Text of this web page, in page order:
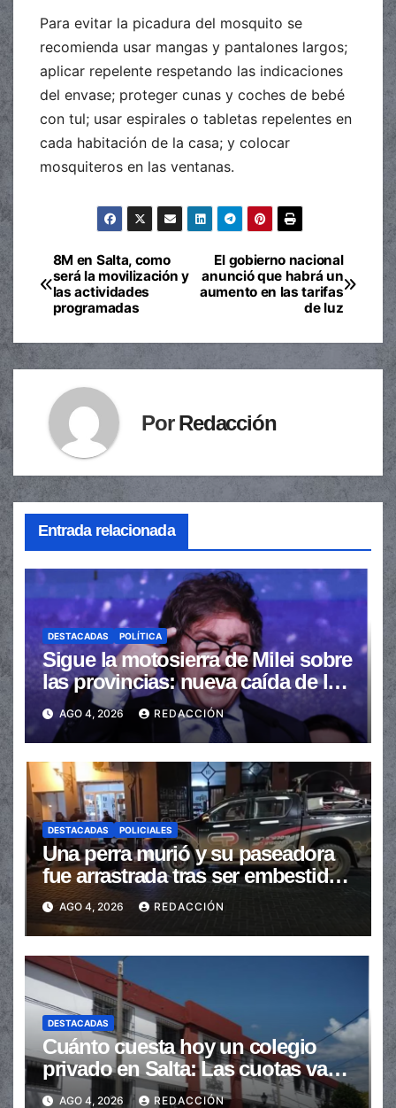
Para evitar la picadura del mosquito se
recomienda usar mangas y pantalones largos;
aplicar repelente respetando las indicaciones
del envase; proteger cunas y coches de bebé
con tul; usar espirales o tabletas repelentes en
cada habitación de la casa; y colocar
mosquiteros en las ventanas.
Navegación
de
entradas
El gobierno nacional
anunció que habrá un
aumento en las tarifas
de luz
8M en Salta, como
será la movilización y
las actividades
programadas
PorRedacción
Entrada relacionada
DESTACADAS POLÍTICA
Sigue la motosierra de Milei sobre
las provincias: nueva caída de las
transferencias no automáticas
AGO 4, 2026 REDACCIÓN
DESTACADAS POLICIALES
Una perra murió y su paseadora
fue arrastrada tras ser embestidas
en la senda peatonal
AGO 4, 2026 REDACCIÓN
DESTACADAS
Cuánto cuesta hoy un colegio
privado en Salta: Las cuotas van
de $110.000 a más de $600.000
AGO 4, 2026 REDACCIÓN